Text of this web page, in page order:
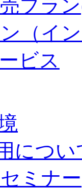
プラ
（イ
ビス
につい
ミナー